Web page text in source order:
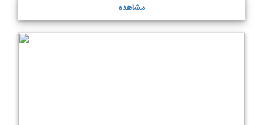
مشاهده